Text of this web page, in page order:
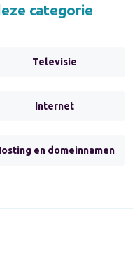
categorie
Televisie
Internet
en domeinnamen